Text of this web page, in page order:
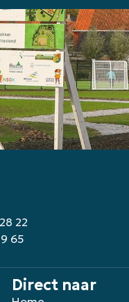
22
65
Direct naar